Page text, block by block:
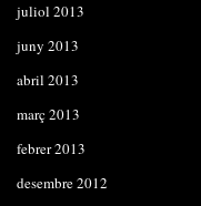
juliol 2013
juny 2013
abril 2013
març 2013
febrer 2013
desembre 2012